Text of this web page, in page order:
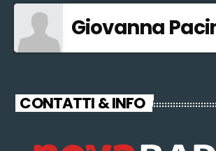
Giovanna
CONTATTI & INFO